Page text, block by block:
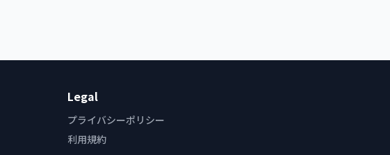
Legal
プライバシーポリシー
利用規約